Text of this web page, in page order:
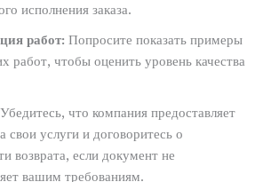
исполнения заказа.
работ: Попросите показать примеры
работ, чтобы оценить уровень качества
Убедитесь, что компания предоставляет
свои услуги и договоритесь о
возврата, если документ не
вашим требованиям.